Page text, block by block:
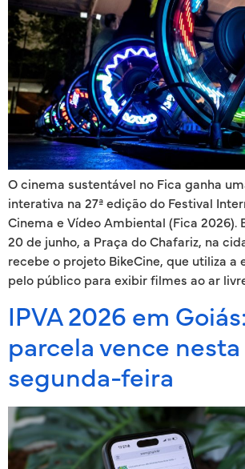
O cinema sustentável no Fica ganha
interativa na 27ª edição do Festival
Cinema e Vídeo Ambiental (Fica 2026).
20 de junho, a Praça do Chafariz, na
recebe o projeto BikeCine, que utiliza a
pelo público para exibir filmes ao ar
IPVA 2026 em
parcela vence nesta
segunda-feira